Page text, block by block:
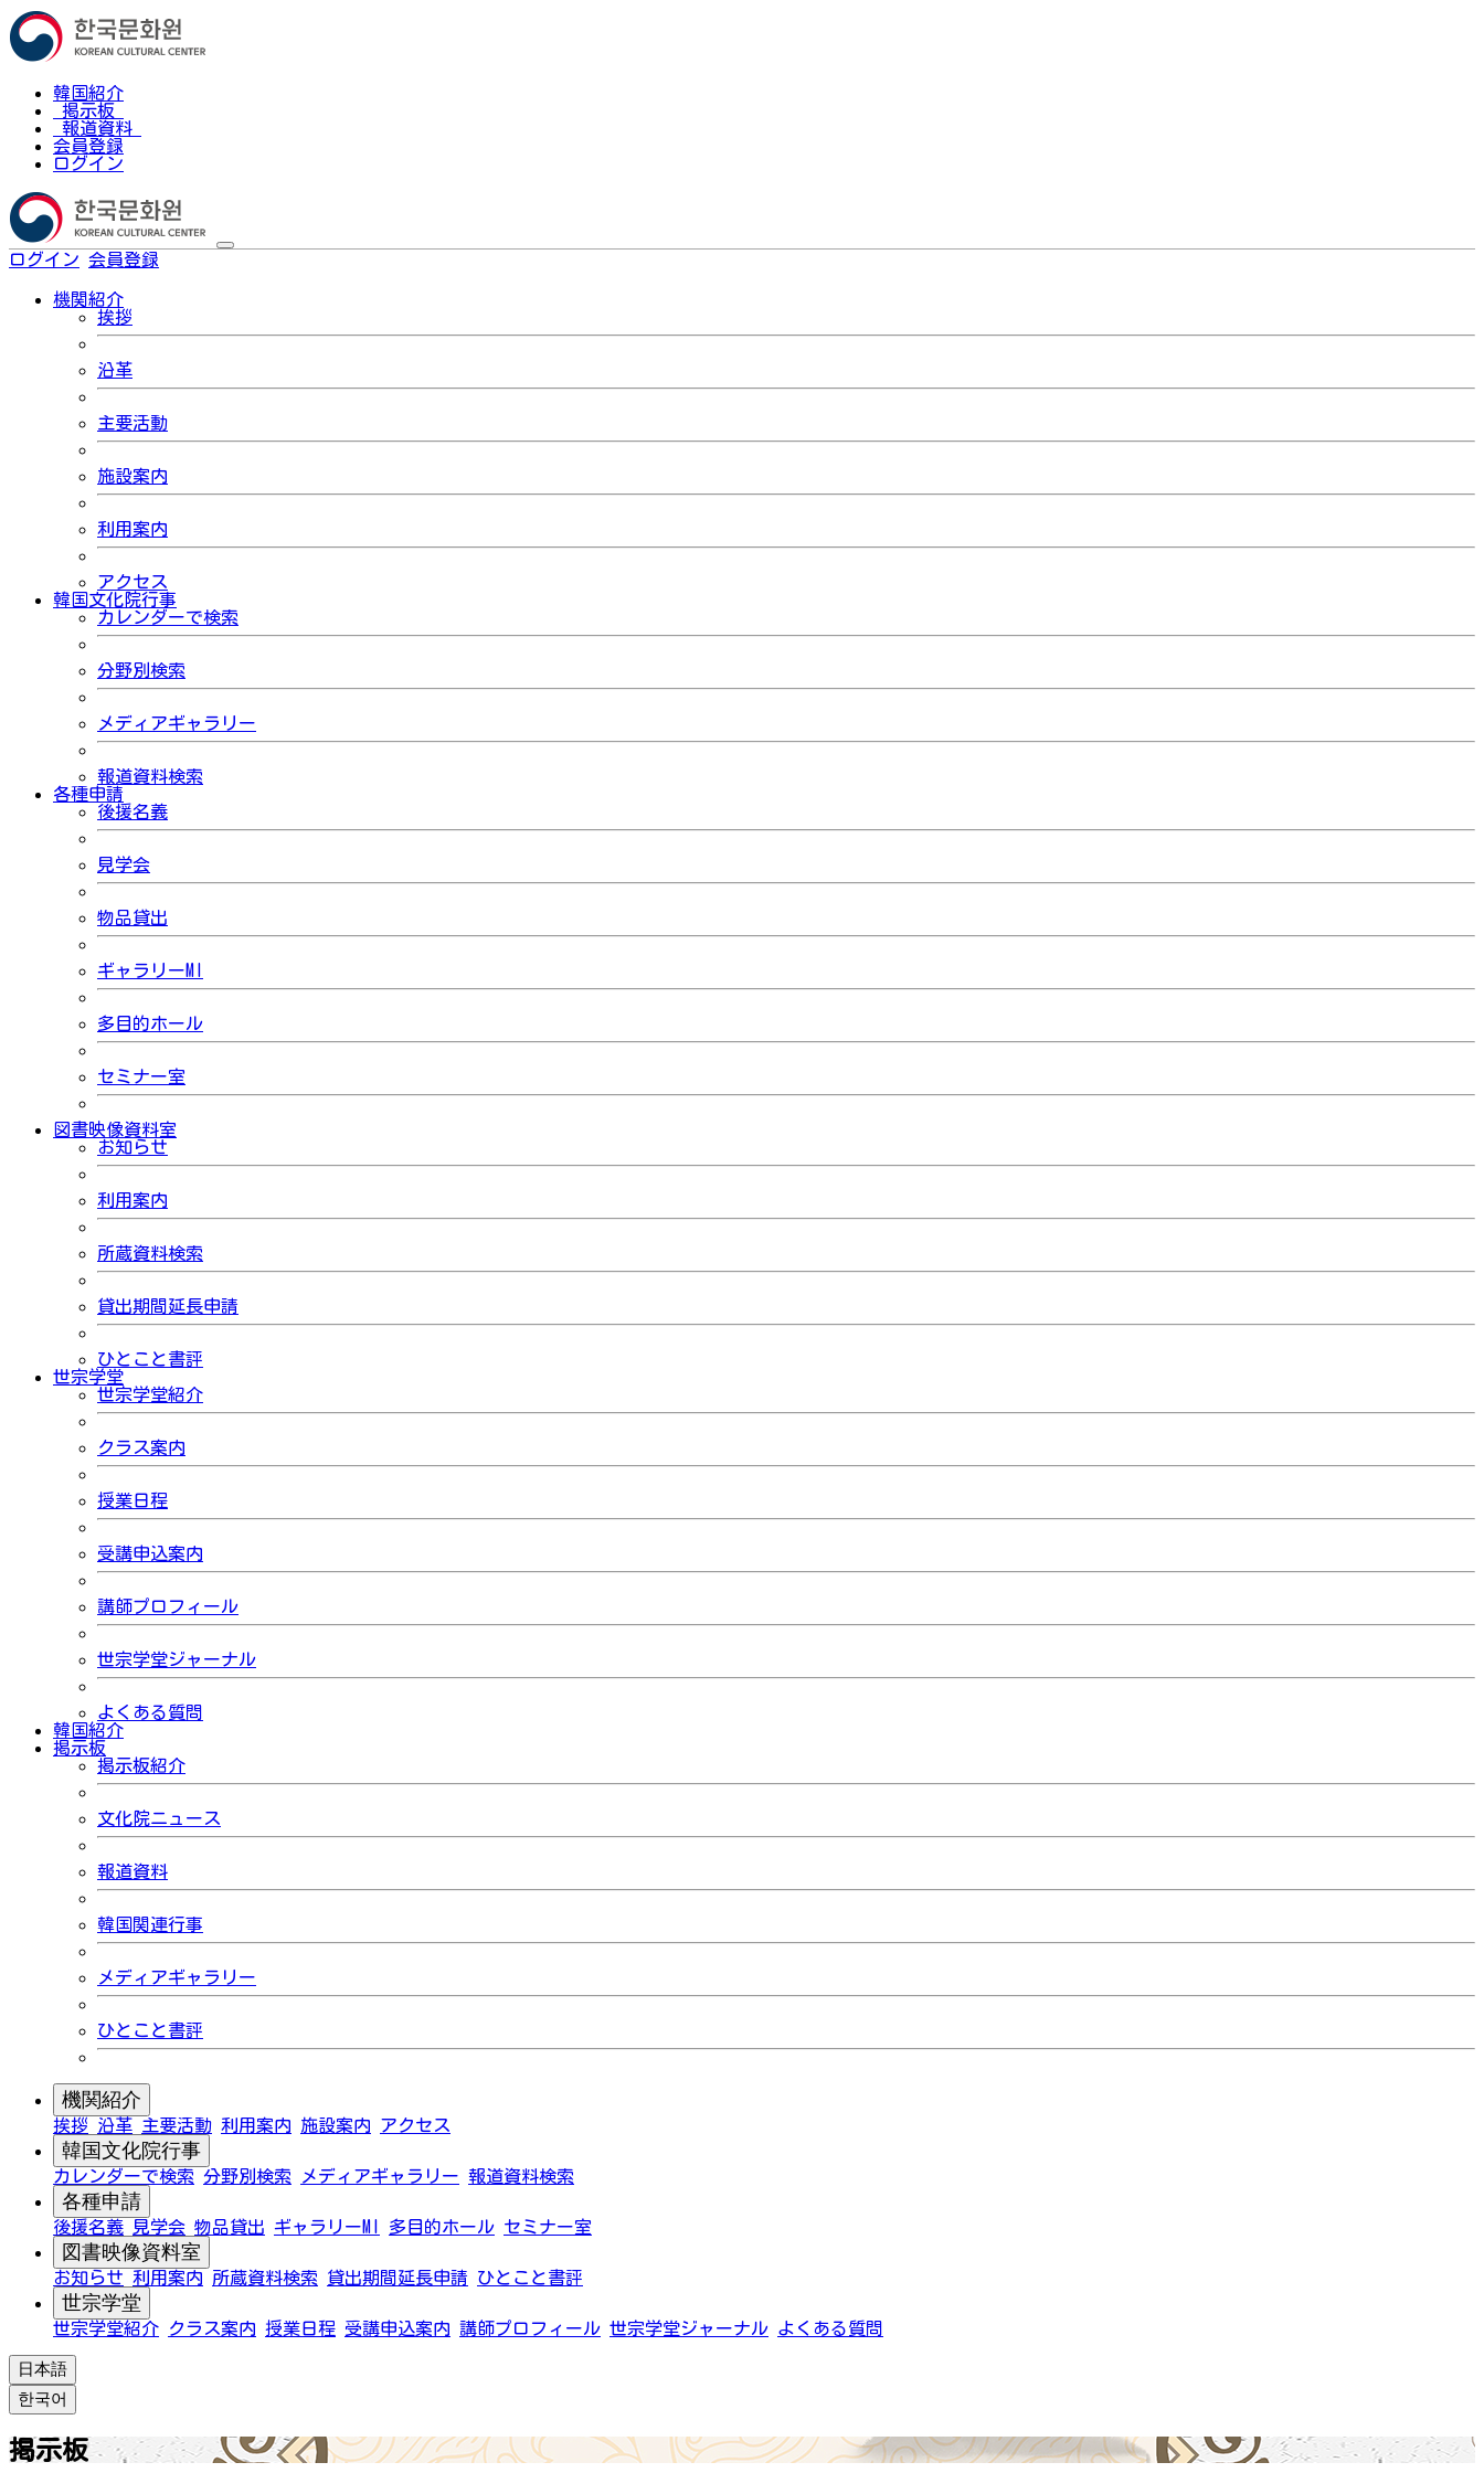
韓国紹介
掲示板
報道資料
会員登録
ログイン
ログイン 会員登録
機関紹介
挨拶
沿革
主要活動
施設案内
利用案内
アクセス
韓国文化院行事
カレンダーで検索
分野別検索
メディアギャラリー
報道資料検索
各種申請
後援名義
見学会
物品貸出
ギャラリーMI
多目的ホール
セミナー室
図書映像資料室
お知らせ
利用案内
所蔵資料検索
貸出期間延長申請
ひとこと書評
世宗学堂
世宗学堂紹介
クラス案内
授業日程
受講申込案内
講師プロフィール
世宗学堂ジャーナル
よくある質問
韓国紹介
掲示板
掲示板紹介
文化院ニュース
報道資料
韓国関連行事
メディアギャラリー
ひとこと書評
機関紹介
挨拶 沿革 主要活動 利用案内 施設案内 アクセス
韓国文化院行事
カレンダーで検索 分野別検索 メディアギャラリー 報道資料検索
各種申請
後援名義 見学会 物品貸出 ギャラリーMI 多目的ホール セミナー室
図書映像資料室
お知らせ 利用案内 所蔵資料検索 貸出期間延長申請 ひとこと書評
世宗学堂
世宗学堂紹介 クラス案内 授業日程 受講申込案内 講師プロフィール 世宗学堂ジャーナル よくある質問
日本語
한국어
掲示板